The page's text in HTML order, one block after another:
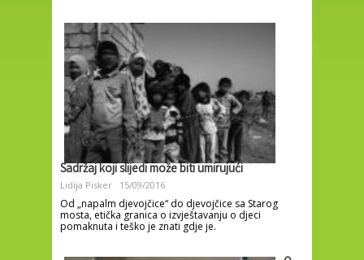
Sadržaj koji slijedi može biti umirujući
Lidija Pisker 15/09/2016
Od „napalm djevojčice“ do djevojčice sa Starog
mosta, etička granica o izvještavanju o djeci
pomaknuta i teško je znati gdje je.